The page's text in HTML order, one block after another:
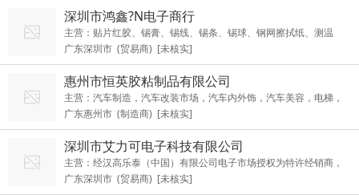
深圳市鸿鑫?N电子商行
主营：贴片红胶、锡膏、锡线、锡条、锡球、钢网擦拭纸、测温
仪、接料带
广东深圳市 (贸易商) [未核实]
惠州市恒英胶粘制品有限公司
主营：汽车制造，汽车改装市场，汽车内外饰，汽车美容，电梯，
电子，塑胶，航空，玩具，机械，交通，建筑等领域
广东惠州市 (制造商) [未核实]
深圳市艾力可电子科技有限公司
主营：经汉高乐泰（中国）有限公司电子市场授权为特许经销商，
主要代理乐泰胶水、锡膏和锡条及hysol胶等产品。公司已与珠江三
广东深圳市 (贸易商) [未核实]